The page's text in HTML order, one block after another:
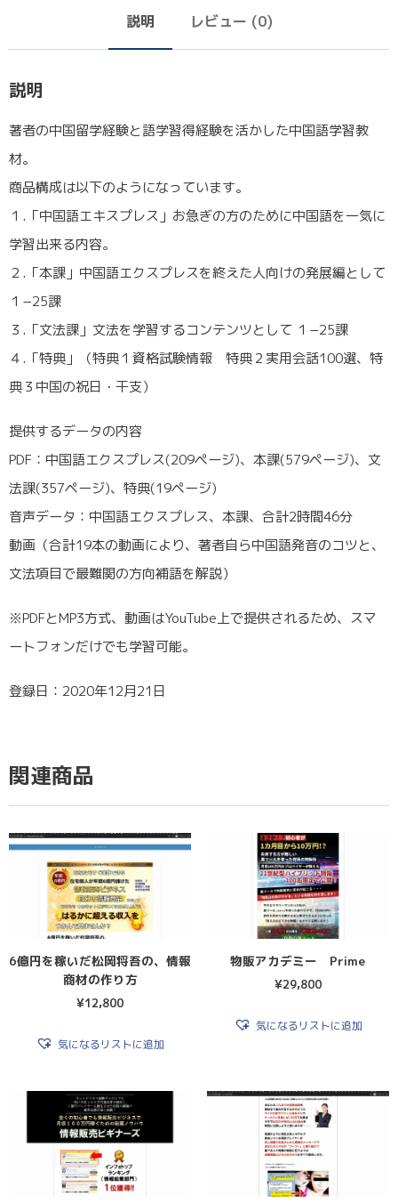
説明 レビュー (0)
説明
著者の中国留学経験と語学習得経験を活かした中国語学習教
材。
商品構成は以下のようになっています。
１.「中国語エキスプレス」お急ぎの方のために中国語を一気に
学習出来る内容。
２.「本課」中国語エクスプレスを終えた人向けの発展編として
１−25課
３.「文法課」文法を学習するコンテンツとして １−25課
４.「特典」（特典１資格試験情報 特典２実用会話100選、特
典３中国の祝日・干支）
提供するデータの内容
PDF：中国語エクスプレス(209ページ)、本課(579ページ)、文
法課(357ページ)、特典(19ページ)
音声データ：中国語エクスプレス、本課、合計2時間46分
動画（合計19本の動画により、著者自ら中国語発音のコツと、
文法項目で最難関の方向補語を解説）
※PDFとMP3方式、動画はYouTube上で提供されるため、スマ
ートフォンだけでも学習可能。
登録日：2020年12月21日
関連商品
6億円を稼いだ松岡将吾の、情報
商材の作り方
¥12,800
気になるリストに追加
物販アカデミー Prime
¥29,800
気になるリストに追加